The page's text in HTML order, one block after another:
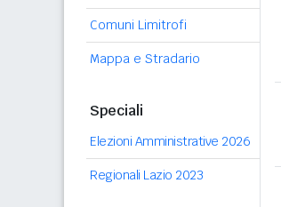
Comuni Limitrofi
Mappa e Stradario
Speciali
Elezioni Amministrative 2026
Regionali Lazio 2023